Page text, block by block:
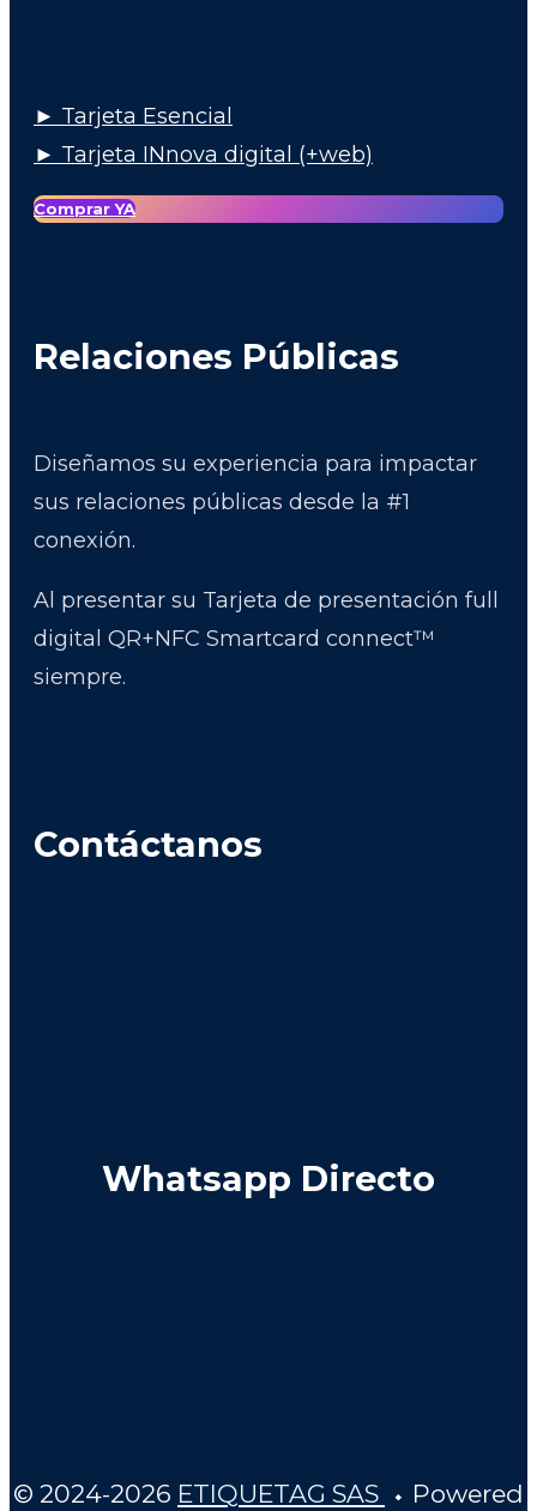
► Tarjeta Esencial
► Tarjeta INnova digital (+web)
Comprar YA
Relaciones Públicas
Diseñamos su experiencia para impactar
sus relaciones públicas desde la #1
conexión.
Al presentar su Tarjeta de presentación full
digital QR+NFC Smartcard connect™
siempre.
Contáctanos
Whatsapp Directo
© 2024-2026 ETIQUETAG SAS ⬩ Powered